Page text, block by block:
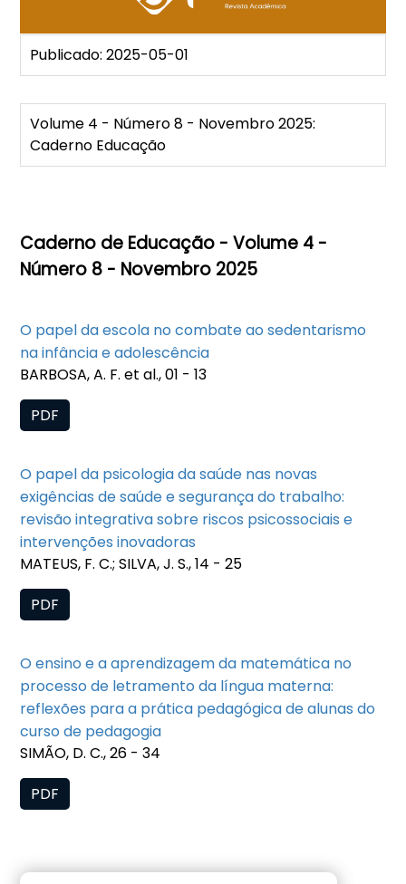
Caderno de Educação - Volume 4 -
Número 8 - Novembro 2025
O papel da escola no combate ao sedentarismo
na infância e adolescência
BARBOSA, A. F. et al., 01 - 13
PDF
O papel da psicologia da saúde nas novas
exigências de saúde e segurança do trabalho:
revisão integrativa sobre riscos psicossociais e
intervenções inovadoras
MATEUS, F. C.; SILVA, J. S., 14 - 25
PDF
O ensino e a aprendizagem da matemática no
processo de letramento da língua materna:
reflexões para a prática pedagógica de alunas do
curso de pedagogia
SIMÃO, D. C., 26 - 34
PDF
Publicado: 2025-05-01
Volume 4 - Número 8 - Novembro 2025:
Caderno Educação